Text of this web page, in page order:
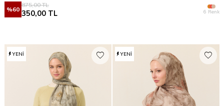
%60
875,00TL
350,00 TL 6 Renk
YENI YENI